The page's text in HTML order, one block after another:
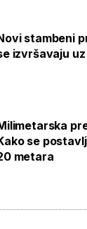
stambeni
izvršavaju
se
metara